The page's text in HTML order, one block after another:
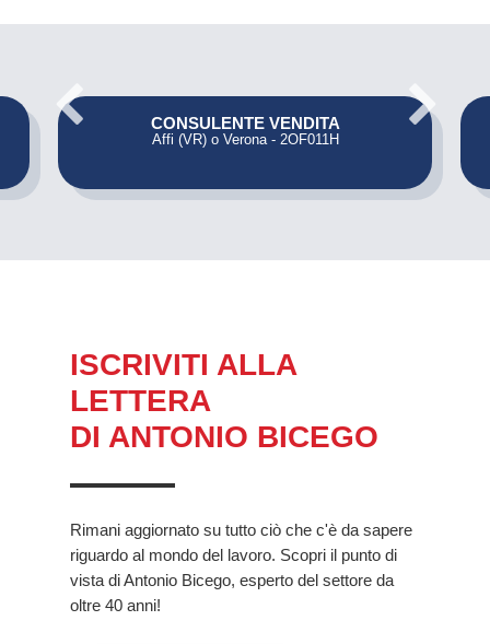
CONSULENTE VENDITA
Affi (VR) o Verona - 2OF011H
ISCRIVITI ALLA
LETTERA
DI ANTONIO BICEGO
Rimani aggiornato su tutto ciò che c'è da sapere
riguardo al mondo del lavoro. Scopri il punto di
vista di Antonio Bicego, esperto del settore da
oltre 40 anni!